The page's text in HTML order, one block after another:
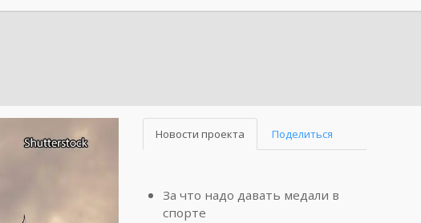
Новости проекта Поделиться
За что надо давать медали в
спорте